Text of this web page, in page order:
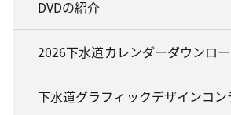
DVDの紹介
2026下水道カレンダーダウンロ
下水道グラフィックデザインコン